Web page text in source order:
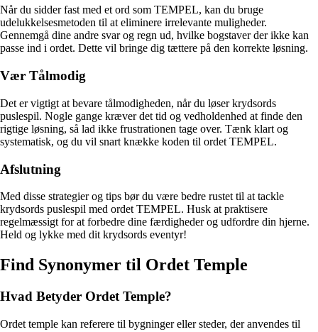
Når du sidder fast med et ord som TEMPEL, kan du bruge
udelukkelsesmetoden til at eliminere irrelevante muligheder.
Gennemgå dine andre svar og regn ud, hvilke bogstaver der ikke kan
passe ind i ordet. Dette vil bringe dig tættere på den korrekte løsning.
Vær Tålmodig
Det er vigtigt at bevare tålmodigheden, når du løser krydsords
puslespil. Nogle gange kræver det tid og vedholdenhed at finde den
rigtige løsning, så lad ikke frustrationen tage over. Tænk klart og
systematisk, og du vil snart knække koden til ordet TEMPEL.
Afslutning
Med disse strategier og tips bør du være bedre rustet til at tackle
krydsords puslespil med ordet TEMPEL. Husk at praktisere
regelmæssigt for at forbedre dine færdigheder og udfordre din hjerne.
Held og lykke med dit krydsords eventyr!
Find Synonymer til Ordet Temple
Hvad Betyder Ordet Temple?
Ordet temple kan referere til bygninger eller steder, der anvendes til